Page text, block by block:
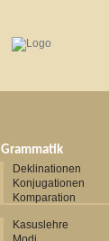
Grammatik
Deklinationen
Konjugationen
Komparation
Kasuslehre